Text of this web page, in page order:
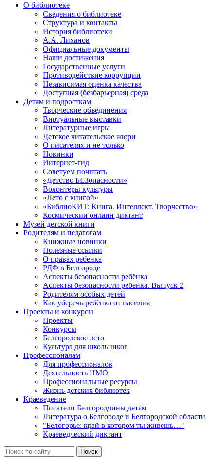
О библиотеке
Сведения о библиотеке
Структура и контакты
История библиотеки
А.А. Лиханов
Официальные документы
Наши достижения
Государственные услуги
Противодействие коррупции
Независимая оценка качества
Доступная (безбарьерная) среда
Детям и подросткам
Творческие объединения
Виртуальные выставки
Литературные игры
Детское читательское жюри
О писателях и не только
Новинки
Интернет-гид
Советуем почитать
«Детство БЕЗопасности»
Волонтёры культуры
«Лето с книгой»
«БиблиоКИТ: Книга. Интеллект. Творчество»
Космический онлайн диктант
Музей детской книги
Родителям и педагогам
Книжные новинки
Полезные ссылки
О правах ребенка
РДФ в Белгороде
Аспекты безопасности ребёнка
Аспекты безопасности ребенка. Выпуск 2
Родителям особых детей
Как уберечь ребёнка от насилия
Проекты и конкурсы
Проекты
Конкурсы
Белгородское лето
Культура для школьников
Профессионалам
Для профессионалов
Деятельность НМО
Профессиональные ресурсы
Жизнь детских библиотек
Краеведение
Писатели Белгородчины детям
Литература о Белгороде и Белгородской области
"Белогорье: край в котором ты живешь…"
Краеведческий диктант